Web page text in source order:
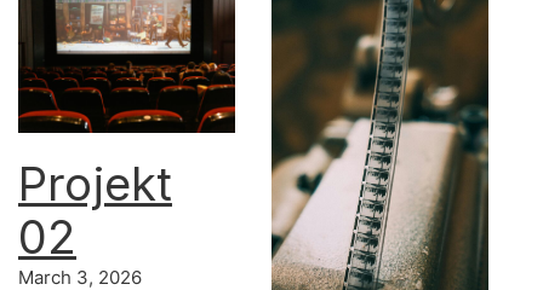
Projekt
02
March 3, 2026